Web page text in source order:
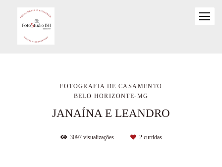
FOTOGRAFIA DE CASAMENTO
BELO HORIZONTE-MG
JANAÍNA E LEANDRO
3097visualizações 2curtidas